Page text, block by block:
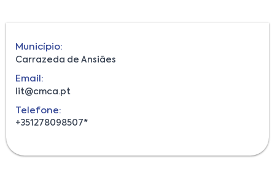
Município:
Carrazeda de Ansiães
Email:
lit@cmca.pt
Telefone:
+351278098507*